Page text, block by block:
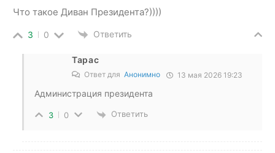
Что такое Диван Президента?))))
3 0 Ответить
Тарас
Ответ для Анонимно 13 мая 2026 19:23
Администрация президента
3 0 Ответить